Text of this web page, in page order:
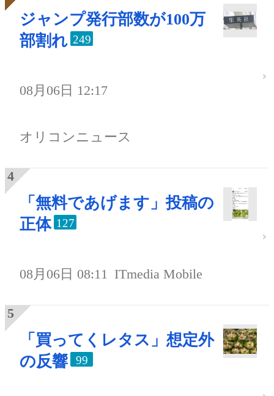
ジャンプ発行部数が100万
部割れ 249
08月06日 12:17
オリコンニュース
「無料であげます」投稿の
正体 127
08月06日 08:11 ITmedia Mobile
「買ってくレタス」想定外
の反響
99